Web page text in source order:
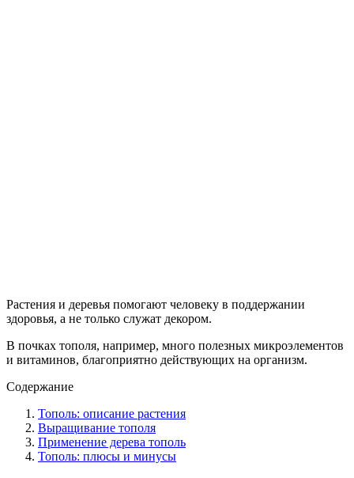
Растения и деревья помогают человеку в поддержании
здоровья, а не только служат декором.
В почках тополя, например, много полезных микроэлементов
и витаминов, благоприятно действующих на организм.
Содержание
Тополь: описание растения
Выращивание тополя
Применение дерева тополь
Тополь: плюсы и минусы